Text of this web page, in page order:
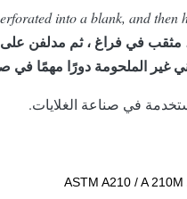
into a blank, and
مثقب في فراغ ، ثم مدلفن
غير الملحومة دورًا مهمًا
في صناعة الغلايات.